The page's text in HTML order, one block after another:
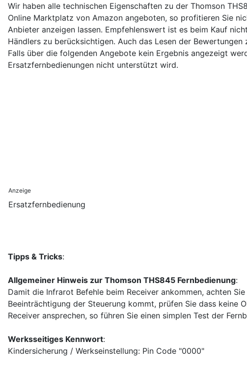
Wir haben alle technischen Eigenschaften zu der Thomson
Online Marktplatz von Amazon angeboten, so profitieren Sie
Anbieter anzeigen lassen. Empfehlenswert ist es beim Kauf
Händlers zu berücksichtigen. Auch das Lesen der
Falls über die folgenden Angebote kein Ergebnis angezeigt
Ersatzfernbedienungen nicht unterstützt wird.
Anzeige
Ersatzfernbedienung
Tipps & Tricks:
Allgemeiner Hinweis zur Thomson THS845 Fernbedienung:
Damit die Infrarot Befehle beim Receiver ankommen, achten
Beeinträchtigung der Steuerung kommt, prüfen Sie dass keine
Receiver ansprechen, so führen Sie einen simplen Test der
Werksseitiges Kennwort:
Kindersicherung / Werkseinstellung: Pin Code "0000"